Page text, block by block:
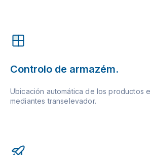
Controlo de armazém.
Ubicación automática de los productos
mediantes transelevador.